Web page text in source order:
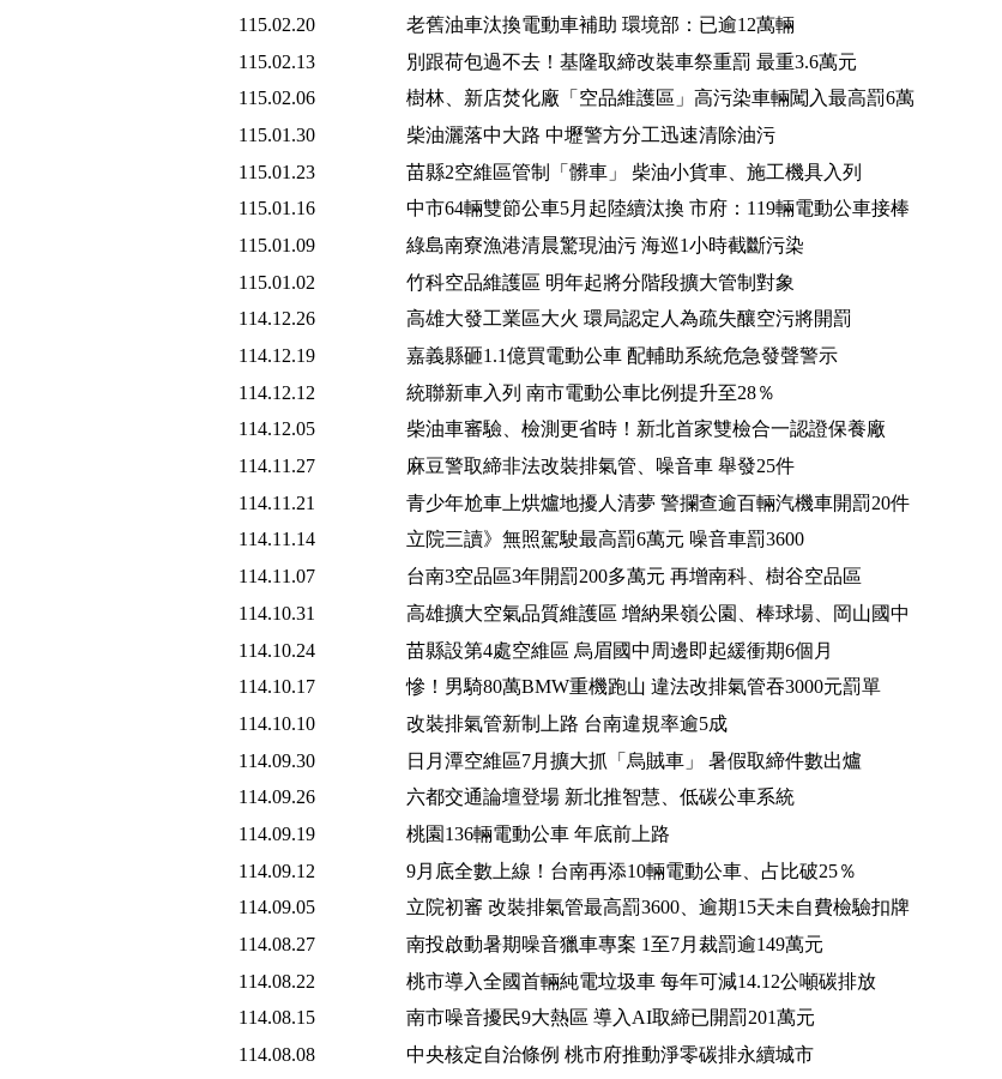
115.02.20
老舊油車汰換電動車補助 環境部：已逾12萬輛
115.02.13
別跟荷包過不去！基隆取締改裝車祭重罰 最重3.6萬元
115.02.06
樹林、新店焚化廠「空品維護區」高污染車輛闖入最高罰6萬
115.01.30
柴油灑落中大路 中壢警方分工迅速清除油污
115.01.23
苗縣2空維區管制「髒車」 柴油小貨車、施工機具入列
115.01.16
中市64輛雙節公車5月起陸續汰換 市府：119輛電動公車接棒
115.01.09
綠島南寮漁港清晨驚現油污 海巡1小時截斷污染
115.01.02
竹科空品維護區 明年起將分階段擴大管制對象
114.12.26
高雄大發工業區大火 環局認定人為疏失釀空污將開罰
114.12.19
嘉義縣砸1.1億買電動公車 配輔助系統危急發聲警示
114.12.12
統聯新車入列 南市電動公車比例提升至28％
114.12.05
柴油車審驗、檢測更省時！新北首家雙檢合一認證保養廠
114.11.27
麻豆警取締非法改裝排氣管、噪音車 舉發25件
114.11.21
青少年尬車上烘爐地擾人清夢 警攔查逾百輛汽機車開罰20件
114.11.14
立院三讀》無照駕駛最高罰6萬元 噪音車罰3600
114.11.07
台南3空品區3年開罰200多萬元 再增南科、樹谷空品區
114.10.31
高雄擴大空氣品質維護區 增納果嶺公園、棒球場、岡山國中
114.10.24
苗縣設第4處空維區 烏眉國中周邊即起緩衝期6個月
114.10.17
慘！男騎80萬BMW重機跑山 違法改排氣管吞3000元罰單
114.10.10
改裝排氣管新制上路 台南違規率逾5成
114.09.30
日月潭空維區7月擴大抓「烏賊車」 暑假取締件數出爐
114.09.26
六都交通論壇登場 新北推智慧、低碳公車系統
114.09.19
桃園136輛電動公車 年底前上路
114.09.12
9月底全數上線！台南再添10輛電動公車、占比破25％
114.09.05
立院初審 改裝排氣管最高罰3600、逾期15天未自費檢驗扣牌
114.08.27
南投啟動暑期噪音獵車專案 1至7月裁罰逾149萬元
114.08.22
桃市導入全國首輛純電垃圾車 每年可減14.12公噸碳排放
114.08.15
南市噪音擾民9大熱區 導入AI取締已開罰201萬元
114.08.08
中央核定自治條例 桃市府推動淨零碳排永續城市